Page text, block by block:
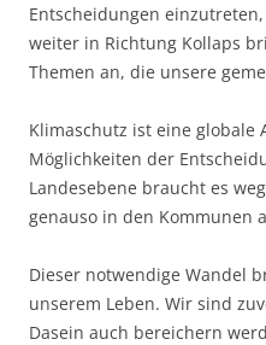
Entscheidungen
weiter in Richtung Kollaps
Themen an, die unsere
Klimaschutz ist eine globale
Möglichkeiten der
Landesebene braucht es
genauso in den Kommunen
Dieser notwendige Wandel
unserem Leben. Wir sind
Dasein auch bereichern